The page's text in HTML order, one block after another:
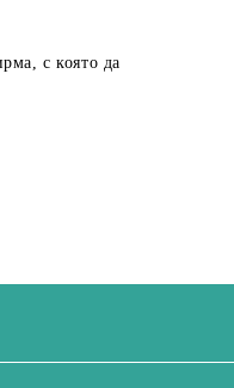
с която да